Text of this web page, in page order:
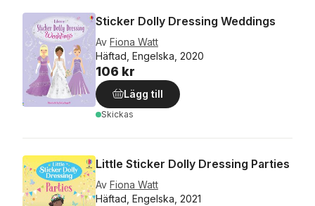
Sticker Dolly Dressing Weddings
Av Fiona Watt
Häftad, Engelska, 2020
106 kr
Lägg till
Skickas
Little Sticker Dolly Dressing Parties
Av Fiona Watt
Häftad, Engelska, 2021